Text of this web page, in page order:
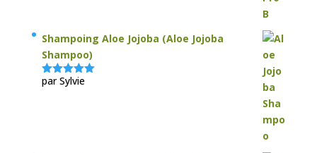
Shampoing Aloe Jojoba (Aloe Jojoba
Shampoo)
Note5sur
par Sylvie